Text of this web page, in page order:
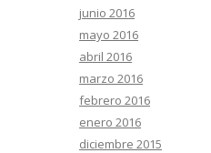
junio 2016
mayo 2016
abril 2016
marzo 2016
febrero 2016
enero 2016
diciembre 2015